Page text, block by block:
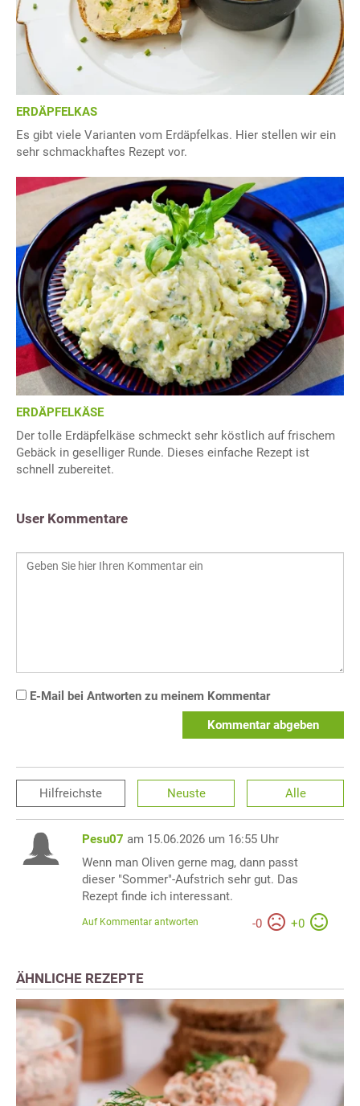
ERDÄPFELKAS
Es gibt viele Varianten vom Erdäpfelkas. Hier stellen wir ein
sehr schmackhaftes Rezept vor.
ERDÄPFELKÄSE
Der tolle Erdäpfelkäse schmeckt sehr köstlich auf frischem
Gebäck in geselliger Runde. Dieses einfache Rezept ist
schnell zubereitet.
User Kommentare
E-Mail bei Antworten zu meinem Kommentar
Kommentar abgeben
Hilfreichste Neuste Alle
Pesu07 am 15.06.2026 um 16:55 Uhr
Wenn man Oliven gerne mag, dann passt
dieser "Sommer"-Aufstrich sehr gut. Das
Rezept finde ich interessant.
-0 +0
Auf Kommentar antworten
ÄHNLICHE REZEPTE